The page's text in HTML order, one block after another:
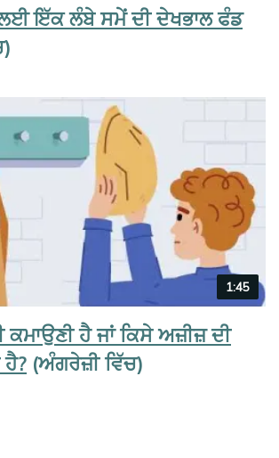
ਇੱਕ ਲੰਬੇ ਸਮੇਂ ਦੀ ਦੇਖਭਾਲ ਫੰਡ
Video
duration
1:45
ਕਮਾਉਣੀ ਹੈ ਜਾਂ ਕਿਸੇ ਅਜ਼ੀਜ਼ ਦੀ